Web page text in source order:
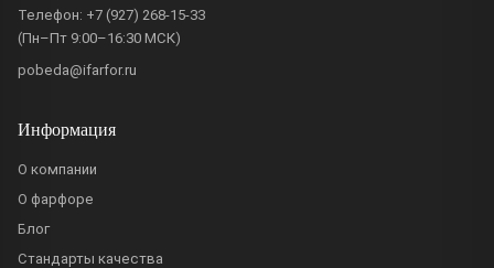
Телефон: +7 (927) 268-15-33
(Пн–Пт 9:00–16:30 МСК)
pobeda@ifarfor.ru
Информация
О компании
О фарфоре
Блог
Стандарты качества